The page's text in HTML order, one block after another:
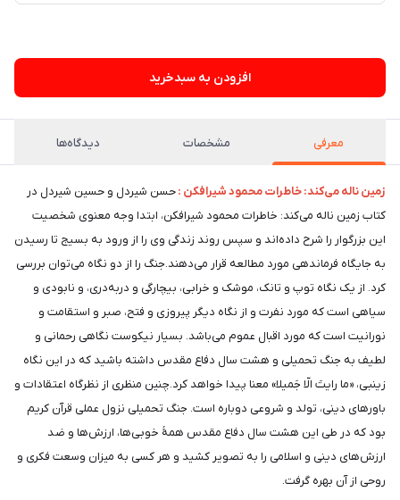
افزودن به سبدخرید
معرفی مشخصات دیدگاه‌ها
زمین ناله می‌کند: خاطرات محمود شیرافکن :حسن شیردل و حسین شیردل در
کتاب زمین ناله می‌کند: خاطرات محمود شیرافکن، ابتدا وجه معنوی شخصیت
این بزرگوار را شرح داده‌اند و سپس روند زندگی وی را از ورود به بسیج تا رسیدن
به جایگاه فرماندهی مورد مطالعه قرار می‌دهند.جنگ را از دو نگاه می‌توان بررسی
کرد. از یک نگاه توپ و تانک، موشک و خرابی‌، بیچارگی و دربه‌دری، و نابودی و
سیاهی است که مورد نفرت و از نگاه دیگر پیروزی و فتح، صبر و استقامت و
نورانیت است که مورد اقبال عموم می‌باشد. بسیار نیکوست نگاهی رحمانی و
لطیف به جنگ تحمیلی و هشت سال دفاع مقدس داشته باشید که در این نگاه
زینبی، «ما رایتَ الّا جَمیلا» معنا پیدا خواهد کرد.چنین منظری از نظرگاه اعتقادات و
باورهای دینی، تولد و شروعی دوباره است. جنگ تحمیلی نزول عملی قرآن کریم
بود که در طی این هشت سال دفاع مقدس همۀ خوبی‌ها، ارزش‌ها و ضد
ارزش‌های دینی و اسلامی را به تصویر کشید و هر کسی به میزان وسعت فکری و
روحی از آن بهره گرفت.